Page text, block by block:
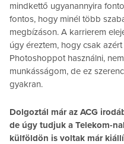
mindkettő ugyanannyira
fontos, hogy minél több
megbízáson. A karrierem
úgy éreztem, hogy csak
Photoshoppot használni,
munkásságom, de ez
gyakran.
Dolgoztál már az ACG
de úgy tudjuk a Telekom-
külföldön is voltak már